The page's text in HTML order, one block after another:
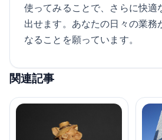
使ってみることで、さらに快適
出せます。あなたの日々の業務
なることを願っています。
関連記事